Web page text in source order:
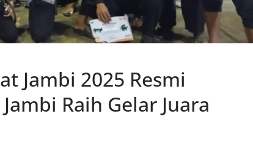
Jambi 2025 Resmi
Raih Gelar Juara